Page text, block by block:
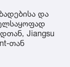
და
Jiangsu
თან